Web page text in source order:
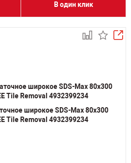
В один клик
широкое SDS-Max 80х300
Tile Removal 4932399234